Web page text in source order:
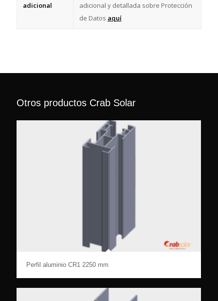
adicional
adicional y detallada sobre Protección
de Datos aquí
Otros productos Crab Solar
Perfil aluminio CR1 2250 mm